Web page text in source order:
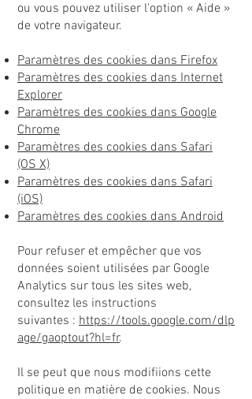
ou vous pouvez utiliser l'option « Aide »
de votre navigateur.
Paramètres des cookies dans Firefox
Paramètres des cookies dans Internet
Explorer
Paramètres des cookies dans Google
Chrome
Paramètres des cookies dans Safari
(OS X)
Paramètres des cookies dans Safari
(iOS)
Paramètres des cookies dans Android
Pour refuser et empêcher que vos
données soient utilisées par Google
Analytics sur tous les sites web,
consultez les instructions
suivantes : https://tools.google.com/dlp
age/gaoptout?hl=fr.
Il se peut que nous modifiions cette
politique en matière de cookies. Nous